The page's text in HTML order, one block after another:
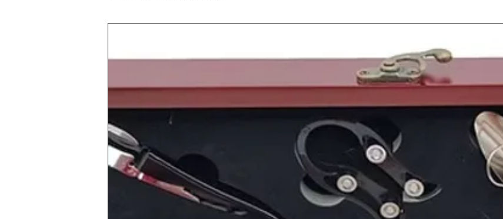
primera
Sudáfrica.
de Paul, el
estadounidense
Myke Towers
estrella del pop
Puedes
añadas
Periódicos